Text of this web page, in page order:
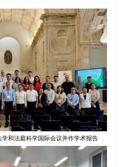
和法庭科学国际会议并作学术报告